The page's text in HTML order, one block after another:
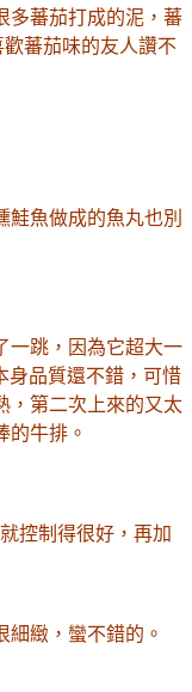
多蕃茄打成的泥，蕃
蕃茄味的友人讚不
魚做成的魚丸也別
一跳，因為它超大一
身品質還不錯，可惜
，第二次上來的又太
的牛排。
控制得很好，再加
緻，蠻不錯的。